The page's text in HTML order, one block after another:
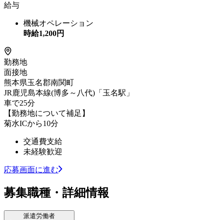
給与
機械オペレーション
時給1,200円
勤務地
面接地
熊本県玉名郡南関町
JR鹿児島本線(博多～八代)「玉名駅」
車で25分
【勤務地について補足】
菊水ICから10分
交通費支給
未経験歓迎
応募画面に進む
募集職種・詳細情報
派遣労働者